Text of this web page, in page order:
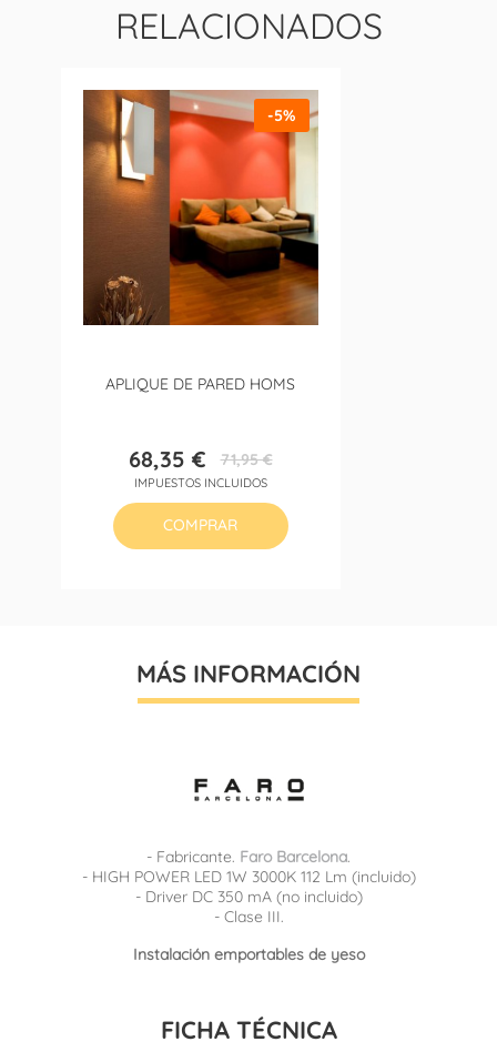
RELACIONADOS
APLIQUE DE PARED HOMS
Precio
68,35 €Precio
base
71,95 €
IMPUESTOS INCLUIDOS
-5%
COMPRAR
MÁS INFORMACIÓN
- Fabricante. Faro Barcelona.
- HIGH POWER LED 1W 3000K 112 Lm (incluido)
- Driver DC 350 mA (no incluido)
- Clase III.
Instalación emportables de yeso
FICHA TÉCNICA